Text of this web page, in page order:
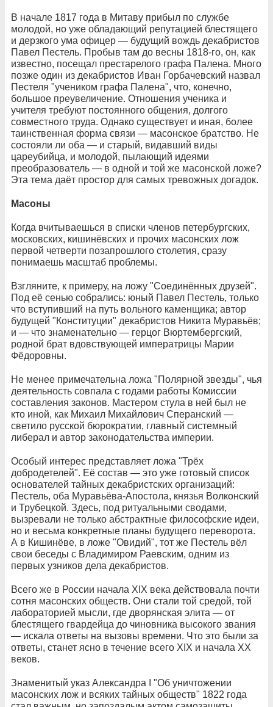
В начале 1817 года в Митаву прибыл по службе
молодой, но уже обладающий репутацией блестящего
и дерзкого ума офицер — будущий вождь декабристов
Павел Пестель. Пробыв там до весны 1818-го, он, как
известно, посещал престарелого графа Палена. Много
позже один из декабристов Иван Горбачевский назвал
Пестеля "учеником графа Палена", что, конечно,
большое преувеличение. Отношения ученика и
учителя требуют постоянного общения, долгого
совместного труда. Однако существует и иная, более
таинственная форма связи — масонское братство. Не
состояли ли оба — и старый, видавший виды
цареубийца, и молодой, пылающий идеями
преобразователь — в одной и той же масонской ложе?
Эта тема даёт простор для самых тревожных догадок.
Масоны
Когда вчитываешься в списки членов петербургских,
московских, кишинёвских и прочих масонских лож
первой четверти позапрошлого столетия, сразу
понимаешь масштаб проблемы.
Взгляните, к примеру, на ложу "Соединённых друзей".
Под её сенью собрались: юный Павел Пестель, только
что вступивший на путь вольного каменщика; автор
будущей "Конституции" декабристов Никита Муравьёв;
и — что знаменательно — герцог Вюртембергский,
родной брат вдовствующей императрицы Марии
Фёдоровны.
Не менее примечательна ложа "Полярной звезды", чья
деятельность совпала с годами работы Комиссии
составления законов. Мастером стула в ней был не
кто иной, как Михаил Михайлович Сперанский —
светило русской бюрократии, главный системный
либерал и автор законодательства империи.
Особый интерес представляет ложа "Трёх
добродетелей". Её состав — это уже готовый список
основателей тайных декабристских организаций:
Пестель, оба Муравьёва-Апостола, князья Волконский
и Трубецкой. Здесь, под ритуальными сводами,
вызревали не только абстрактные философские идеи,
но и весьма конкретные планы будущего переворота.
А в Кишинёве, в ложе "Овидий", тот же Пестель вёл
свои беседы с Владимиром Раевским, одним из
первых узников дела декабристов.
Всего же в России начала XIX века действовала почти
сотня масонских обществ. Они стали той средой, той
лабораторией мысли, где дворянская элита — от
блестящего гвардейца до чиновника высокого звания
— искала ответы на вызовы времени. Что это были за
ответы, станет ясно в течение всего XIX и начала XX
веков.
Знаменитый указ Александра I "Об уничтожении
масонских лож и всяких тайных обществ" 1822 года